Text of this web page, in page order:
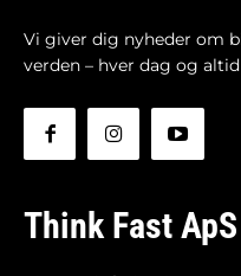
Vi giver dig nyheder om
verden – hver dag og
Think Fast ApS